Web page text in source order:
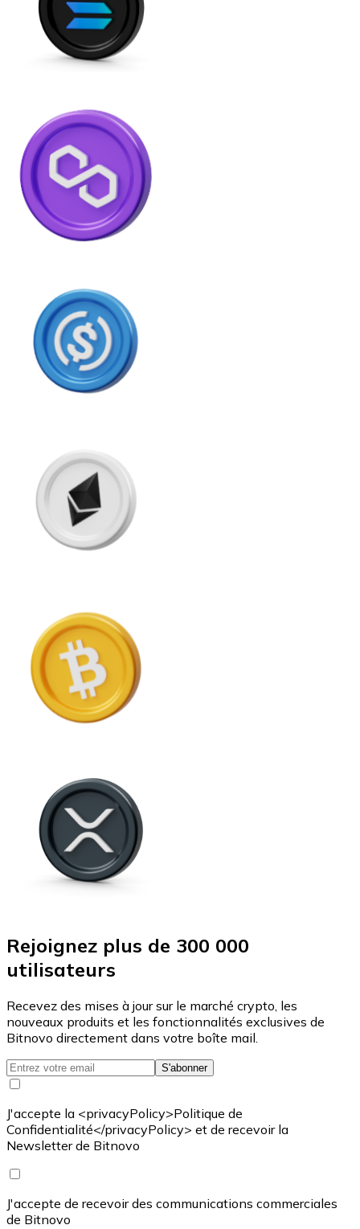
Rejoignez plus de 300 000
utilisateurs
Recevez des mises à jour sur le marché crypto, les
nouveaux produits et les fonctionnalités exclusives de
Bitnovo directement dans votre boîte mail.
S'abonner
J'accepte la <privacyPolicy>Politique de
Confidentialité</privacyPolicy> et de recevoir la
Newsletter de Bitnovo
J'accepte de recevoir des communications commerciales
de Bitnovo